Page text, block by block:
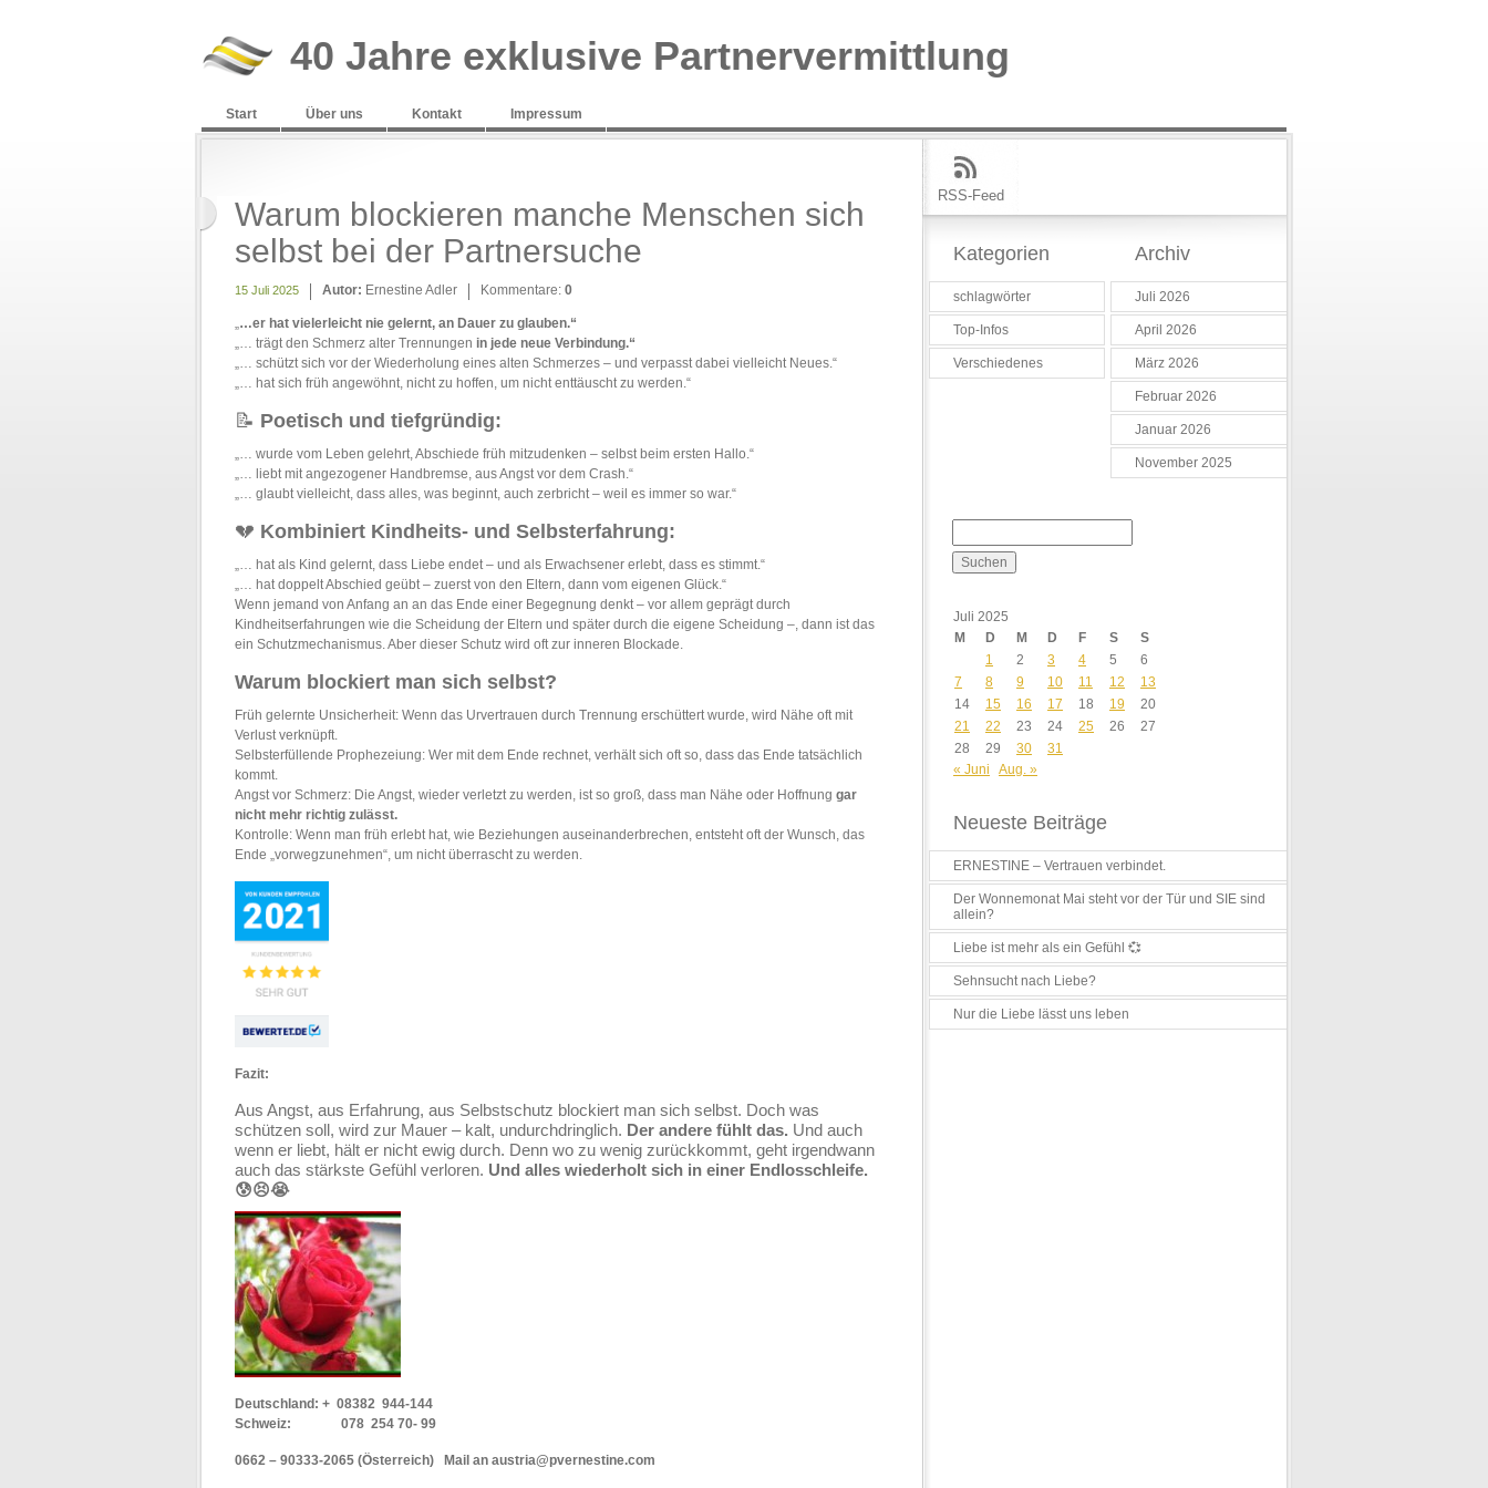
40 Jahre exklusive Partnervermittlung
Start Über uns Kontakt Impressum
Warum blockieren manche Menschen sich
selbst bei der Partnersuche
15 Juli 2025 Autor: Ernestine Adler Kommentare: 0
„…er hat vielerleicht nie gelernt, an Dauer zu glauben.“
„… trägt den Schmerz alter Trennungen in jede neue Verbindung.“
„… schützt sich vor der Wiederholung eines alten Schmerzes – und verpasst dabei vielleicht Neues.“
„… hat sich früh angewöhnt, nicht zu hoffen, um nicht enttäuscht zu werden.“
📝 Poetisch und tiefgründig:
„… wurde vom Leben gelehrt, Abschiede früh mitzudenken – selbst beim ersten Hallo.“
„… liebt mit angezogener Handbremse, aus Angst vor dem Crash.“
„… glaubt vielleicht, dass alles, was beginnt, auch zerbricht – weil es immer so war.“
💔 Kombiniert Kindheits- und Selbsterfahrung:
„… hat als Kind gelernt, dass Liebe endet – und als Erwachsener erlebt, dass es stimmt.“
„… hat doppelt Abschied geübt – zuerst von den Eltern, dann vom eigenen Glück.“
Wenn jemand von Anfang an an das Ende einer Begegnung denkt – vor allem geprägt durch
Kindheitserfahrungen wie die Scheidung der Eltern und später durch die eigene Scheidung –, dann ist das
ein Schutzmechanismus. Aber dieser Schutz wird oft zur inneren Blockade.
Warum blockiert man sich selbst?
Früh gelernte Unsicherheit: Wenn das Urvertrauen durch Trennung erschüttert wurde, wird Nähe oft mit
Verlust verknüpft.
Selbsterfüllende Prophezeiung: Wer mit dem Ende rechnet, verhält sich oft so, dass das Ende tatsächlich
kommt.
Angst vor Schmerz: Die Angst, wieder verletzt zu werden, ist so groß, dass man Nähe oder Hoffnung gar
nicht mehr richtig zulässt.
Kontrolle: Wenn man früh erlebt hat, wie Beziehungen auseinanderbrechen, entsteht oft der Wunsch, das
Ende „vorwegzunehmen“, um nicht überrascht zu werden.
Fazit:
Aus Angst, aus Erfahrung, aus Selbstschutz blockiert man sich selbst. Doch was
schützen soll, wird zur Mauer – kalt, undurchdringlich. Der andere fühlt das. Und auch
wenn er liebt, hält er nicht ewig durch. Denn wo zu wenig zurückkommt, geht irgendwann
auch das stärkste Gefühl verloren. Und alles wiederholt sich in einer Endlosschleife.
😰😣😭
Deutschland: + 08382 944-144
Schweiz: 078 254 70- 99
0662 – 90333-2065 (Österreich) Mail an austria@pvernestine.com
RSS-Feed
Kategorien
schlagwörter
Top-Infos
Verschiedenes
Archiv
Juli 2026
April 2026
März 2026
Februar 2026
Januar 2026
November 2025
Juli 2025
M
D M D F S
S
1
2 3 4 5
6
7
8 9 10 11 12
13
14
15 16 17 18 19
20
21
22 23 24 25 26
27
28
29 30
31
« Juni
Aug. »
Neueste Beiträge
ERNESTINE – Vertrauen verbindet.
Der Wonnemonat Mai steht vor der Tür und SIE sind
allein?
Liebe ist mehr als ein Gefühl 💞
Sehnsucht nach Liebe?
Nur die Liebe lässt uns leben